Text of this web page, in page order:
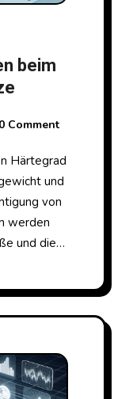
beim
0 Comment
und
von
werden
und die…